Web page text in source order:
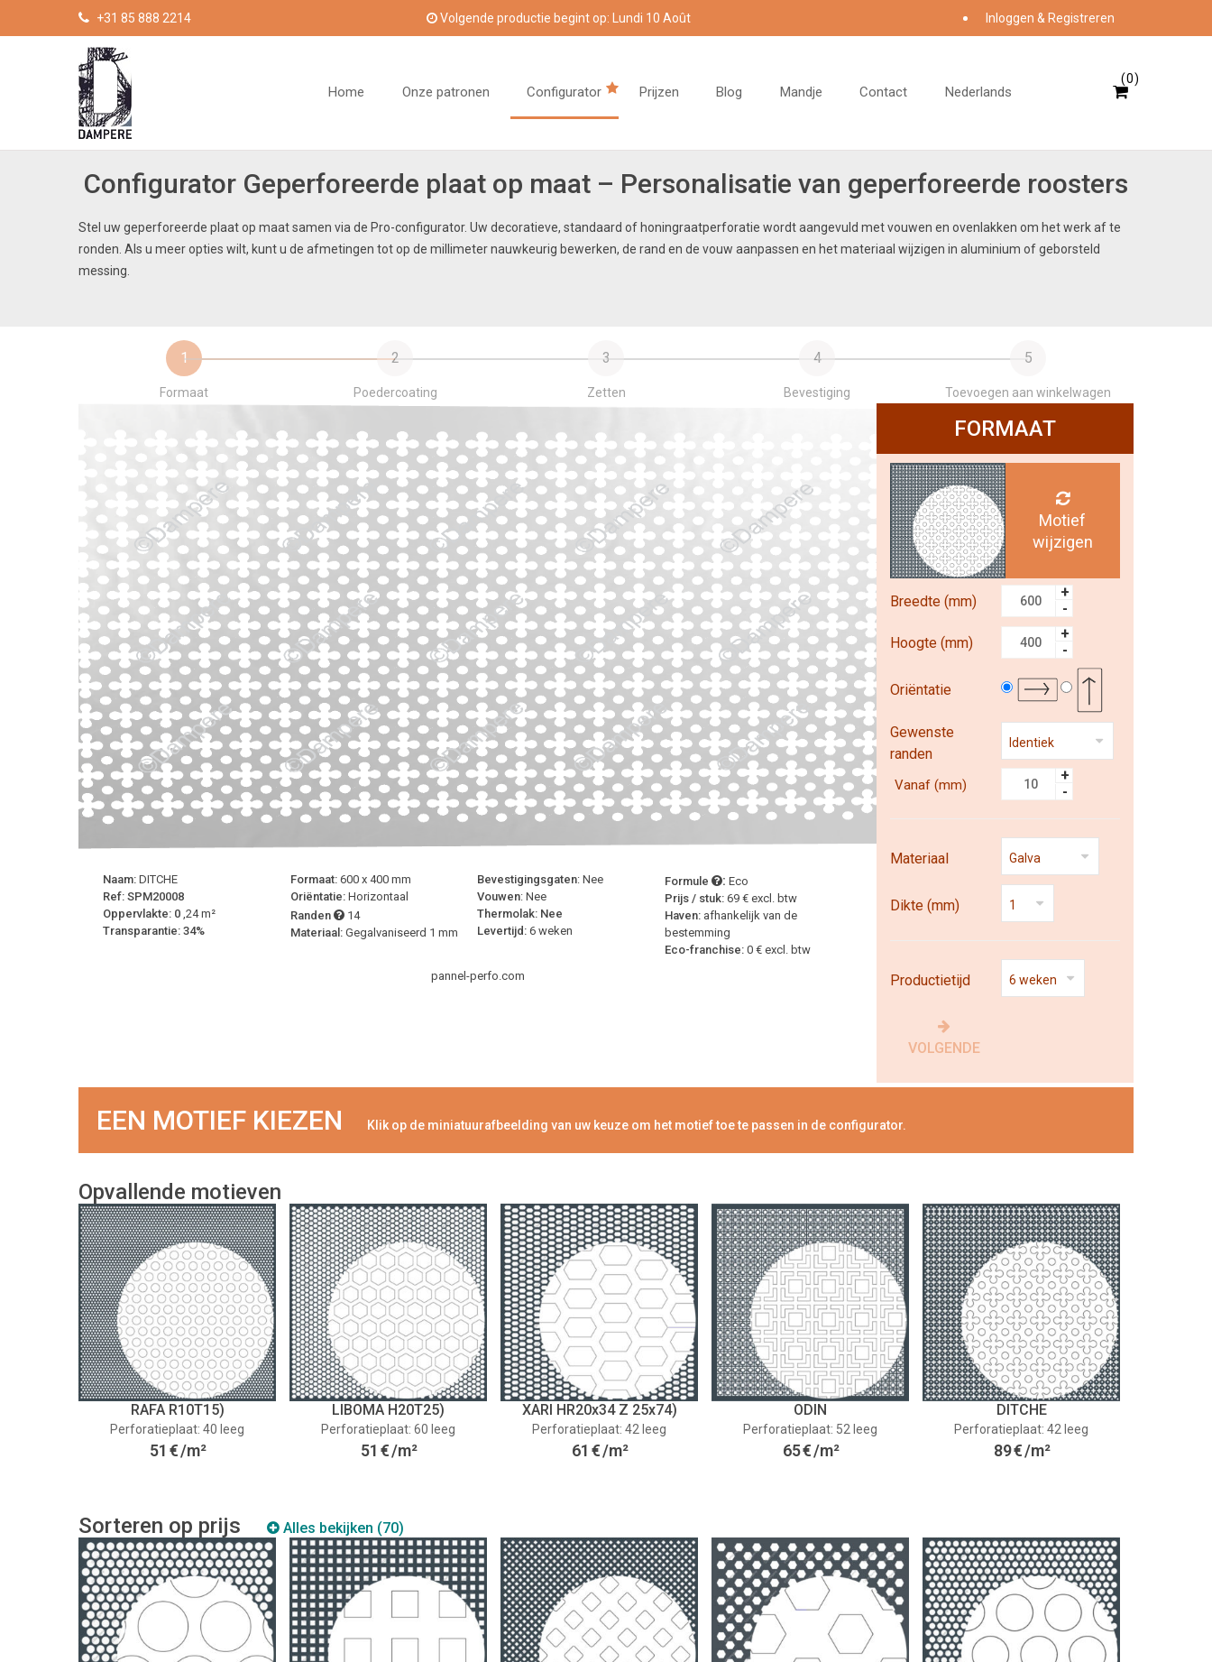
+31 85 888 2214 Volgende productie begint op: Lundi 10 Août Inloggen & Registreren
Home Onze patronen Configurator Prijzen Blog Mandje Contact Nederlands
0
Configurator Geperforeerde plaat op maat – Personalisatie van geperforeerde roosters
Stel uw geperforeerde plaat op maat samen via de Pro-configurator. Uw decoratieve, standaard of honingraatperforatie wordt aangevuld met vouwen en ovenlakken om het werk af te
ronden. Als u meer opties wilt, kunt u de afmetingen tot op de millimeter nauwkeurig bewerken, de rand en de vouw aanpassen en het materiaal wijzigen in aluminium of geborsteld
messing.
1
Formaat
2
Poedercoating
3
Zetten
4
Bevestiging
5
Toevoegen aan winkelwagen
Naam: DITCHE
Ref: SPM20008
Oppervlakte: 0 ,24 m²
Transparantie: 34%
Formaat: 600 x 400 mm
Oriëntatie: Horizontaal
Randen
14
Materiaal: Gegalvaniseerd 1 mm
Bevestigingsgaten: Nee
Vouwen: Nee
Thermolak: Nee
Levertijd:6 weken
Formule : Eco
Prijs / stuk:69 € excl. btw
Haven: afhankelijk van de
bestemming
Eco-franchise:0 € excl. btw
pannel-perfo.com
FORMAAT
Motief
wijzigen
Breedte (mm)
+
-
Hoogte (mm)
+
-
Oriëntatie
Gewenste
randen
Vanaf (mm)
+
-
Materiaal
Dikte (mm)
Productietijd
VOLGENDE
EEN MOTIEF KIEZEN Klik op de miniatuurafbeelding van uw keuze om het motief toe te passen in de configurator.
Opvallende motieven
RAFA R10T15)
Perforatieplaat: 40 leeg
51 €/m²
LIBOMA H20T25)
Perforatieplaat: 60 leeg
51 €/m²
XARI HR20x34 Z 25x74)
Perforatieplaat: 42 leeg
61 €/m²
ODIN
Perforatieplaat: 52 leeg
65€/m²
DITCHE
Perforatieplaat: 42 leeg
89€/m²
Sorteren op prijs Alles bekijken (70)
Cookies beheer paneel